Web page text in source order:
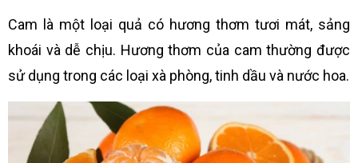
Cam là một loại quả có hương thơm tươi mát, sảng
khoái và dễ chịu. Hương thơm của cam thường được
sử dụng trong các loại xà phòng, tinh dầu và nước hoa.